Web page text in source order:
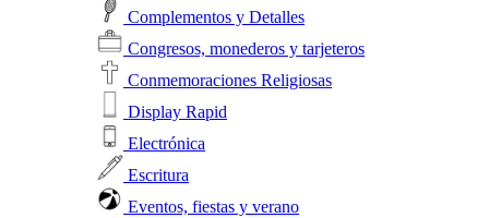
Complementos y Detalles
Congresos, monederos y tarjeteros
Conmemoraciones Religiosas
Display Rapid
Electrónica
Escritura
Eventos, fiestas y verano